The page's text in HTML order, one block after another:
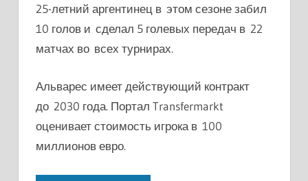
25-летний аргентинец в этом сезоне забил
10 голов и сделал 5 голевых передач в 22
матчах во всех турнирах.
Альварес имеет действующий контракт
до 2030 года. Портал Transfermarkt
оценивает стоимость игрока в 100
миллионов евро.